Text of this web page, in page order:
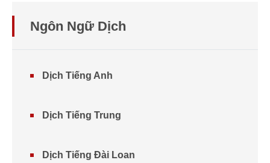
Ngôn Ngữ Dịch
Dịch Tiếng Anh
Dịch Tiếng Trung
Dịch Tiếng Đài Loan